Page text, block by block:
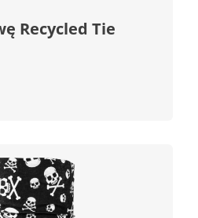
Recycled Tie